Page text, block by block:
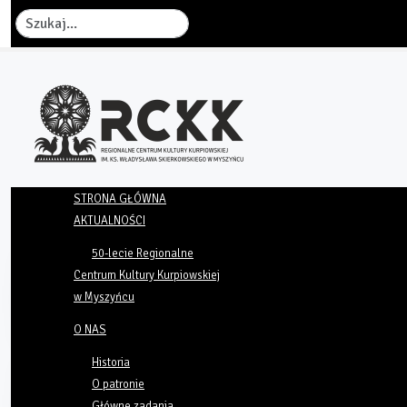
Szukaj
STRONA GŁÓWNA
AKTUALNOŚCI
50-lecie Regionalne
Centrum Kultury Kurpiowskiej
w Myszyńcu
O NAS
Historia
O patronie